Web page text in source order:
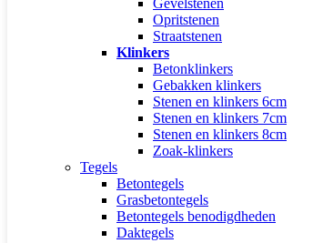
Opritstenen
Straatstenen
Klinkers
Betonklinkers
Gebakken klinkers
Stenen en klinkers 6cm
Stenen en klinkers 7cm
Stenen en klinkers 8cm
Zoak-klinkers
Tegels
Betontegels
Grasbetontegels
Betontegels benodigdheden
Daktegels